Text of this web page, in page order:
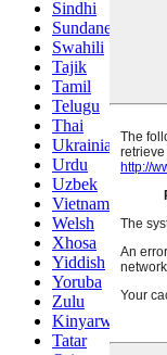
Sindhi
Sundanese
Swahili
Tajik
Tamil
Telugu
Thai
Ukrainian
Urdu
Uzbek
Vietnamese
Welsh
Xhosa
Yiddish
Yoruba
Zulu
Kinyarwanda
Tatar